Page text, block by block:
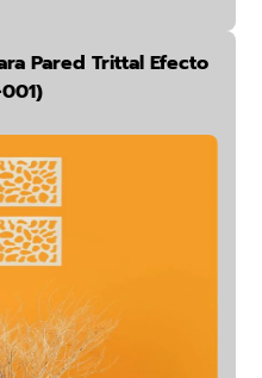
Pared Trittal Efecto